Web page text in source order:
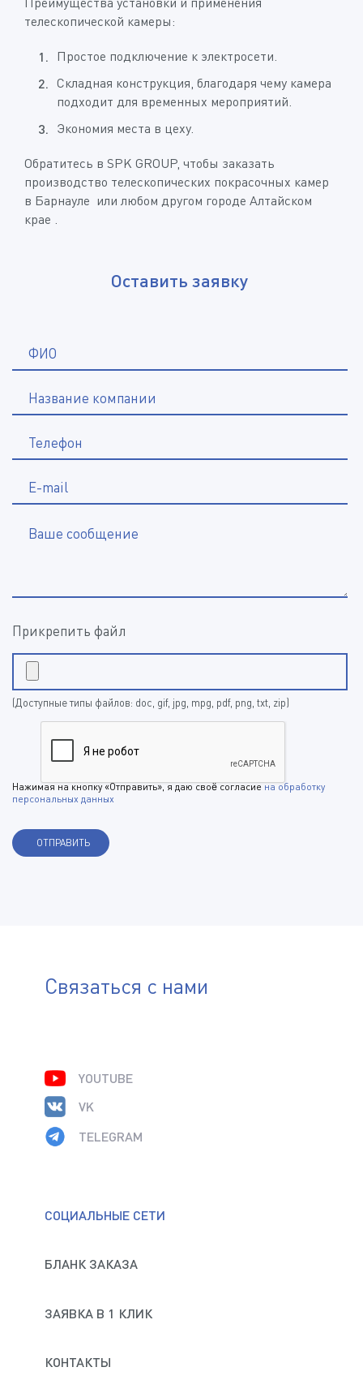
телескопической камеры:
Простое подключение к электросети.
Складная конструкция, благодаря чему камера
подходит для временных мероприятий.
Экономия места в цеху.
Обратитесь в SPK GROUP, чтобы заказать
производство телескопических покрасочных камер
в Барнауле или любом другом городе Алтайском
крае .
Оставить заявку
ФИО
Название компании
Телефон
E-mail
Ваше сообщение
Прикрепить файл
(Доступные типы файлов: doc, gif, jpg, mpg, pdf, png, txt, zip)
Нажимая на кнопку «Отправить», я даю своё согласиена обработку
персональных данных
Связаться с нами
СОЦИАЛЬНЫЕ СЕТИ
БЛАНК ЗАКАЗА
ЗАЯВКА В 1 КЛИК
КОНТАКТЫ
YOUTUBE
VK
TELEGRAM